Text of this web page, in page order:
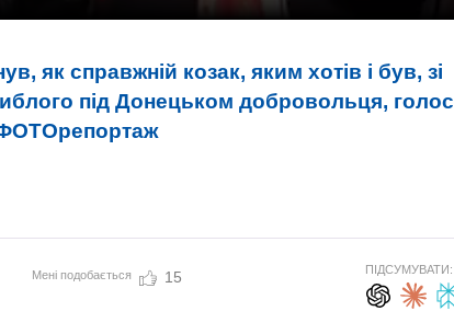
як справжній козак, яким хотів і був, зі
під Донецьком добровольця, голос
ФОТОрепортаж
Мені подобається 15 ПІДСУМУВАТИ: